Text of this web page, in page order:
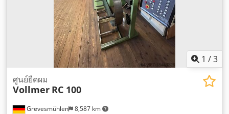
1 /3
Grevesmühlen 8,587 km
ศูนย์ยืดผม
Vollmer RC 100